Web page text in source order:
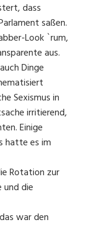
dass
saßen.
Look `rum,
aus.
Dinge
Sexismus in
irritierend,
Einige
hatte es im
Rotation zur
die
war den